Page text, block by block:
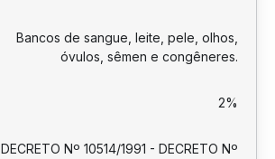
Bancos de sangue, leite, pele, olhos,
óvulos, sêmen e congêneres.
2%
DECRETO Nº 10514/1991 - DECRETO Nº